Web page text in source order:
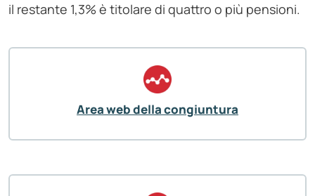
il restante 1,3% è titolare di quattro o più pensioni.
Area web della congiuntura